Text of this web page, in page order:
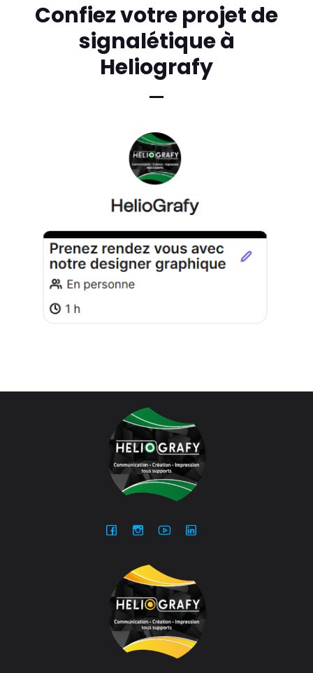
Confiez votre projet de
signalétique à
Heliografy